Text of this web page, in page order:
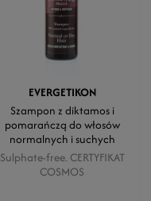
EVERGETIKON
Szampon z diktamos i
pomarańczą do włosów
normalnych i suchych
Sulphate-free. CERTYFIKAT
COSMOS